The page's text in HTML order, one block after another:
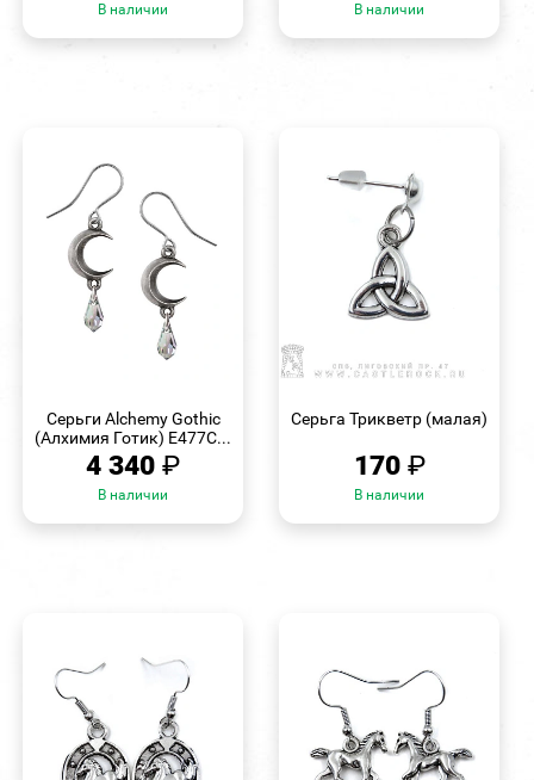
В наличии В наличии
Серьги Alchemy Gothic
(Алхимия Готик) E477C...
4 340 ₽
В наличии
Серьга Трикветр (малая)
170 ₽
В наличии